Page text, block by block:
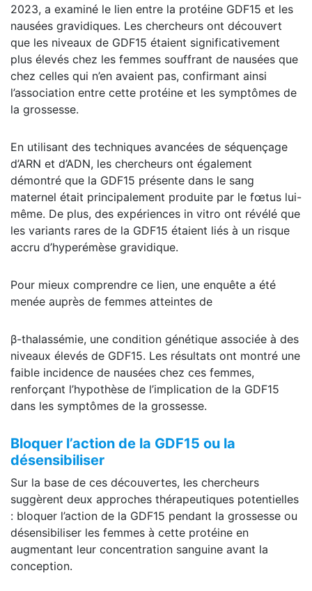
2023, a examiné le lien entre la protéine GDF15 et les
nausées gravidiques. Les chercheurs ont découvert
que les niveaux de GDF15 étaient significativement
plus élevés chez les femmes souffrant de nausées que
chez celles qui n’en avaient pas, confirmant ainsi
l’association entre cette protéine et les symptômes de
la grossesse.
En utilisant des techniques avancées de séquençage
d’ARN et d’ADN, les chercheurs ont également
démontré que la GDF15 présente dans le sang
maternel était principalement produite par le fœtus lui-
même. De plus, des expériences in vitro ont révélé que
les variants rares de la GDF15 étaient liés à un risque
accru d’hyperémèse gravidique.
Pour mieux comprendre ce lien, une enquête a été
menée auprès de femmes atteintes de
β-thalassémie, une condition génétique associée à des
niveaux élevés de GDF15. Les résultats ont montré une
faible incidence de nausées chez ces femmes,
renforçant l’hypothèse de l’implication de la GDF15
dans les symptômes de la grossesse.
Bloquer l’action de la GDF15 ou la
désensibiliser
Sur la base de ces découvertes, les chercheurs
suggèrent deux approches thérapeutiques potentielles
: bloquer l’action de la GDF15 pendant la grossesse ou
désensibiliser les femmes à cette protéine en
augmentant leur concentration sanguine avant la
conception.